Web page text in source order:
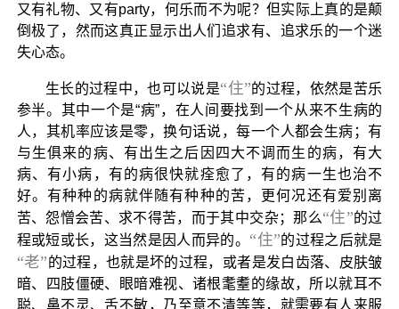
又有礼物、又有party，何乐而不为呢？但实际上真的是颠
倒极了，然而这真正显示出人们追求有、追求乐的一个迷
失心态。
生长的过程中，也可以说是“住”的过程，依然是苦乐
参半。其中一个是“病”，在人间要找到一个从来不生病的
人，其机率应该是零，换句话说，每一个人都会生病；有
与生俱来的病、有出生之后因四大不调而生的病，有大
病、有小病，有的病很快就痊愈了，有的病一生也治不
好。有种种的病就伴随有种种的苦，更何况还有爱别离
苦、怨憎会苦、求不得苦，而于其中交杂；那么“住”的过
程或短或长，这当然是因人而异的。 “住”的过程之后就是
“老”的过程，也就是坏的过程，或者是发白齿落、皮肤皱
暗、四肢僵硬、眼暗难视、诸根耄耋的缘故，所以就耳不
聪、鼻不灵、舌不敏，乃至意不清等等，就需要有人来服